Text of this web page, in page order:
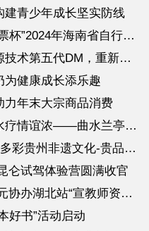
建青少年成长坚实防线
年海南省自行车联赛启程
DM，重新定义插混技术新标杆
为健康成长添乐趣
力年末大宗商品消费
浓——曲水兰亭入驻武汉光谷
州非遗文化-贵品博览会
仑试驾体验营圆满收官
北站“宣教师资技能培训班”
好书”活动启动